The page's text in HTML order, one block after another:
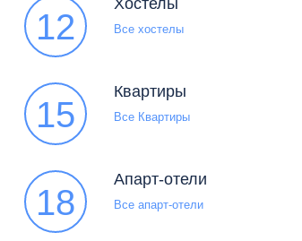
12
Хостелы
Все хостелы
15
Квартиры
Все Квартиры
18
Апарт-отели
Все апарт-отели